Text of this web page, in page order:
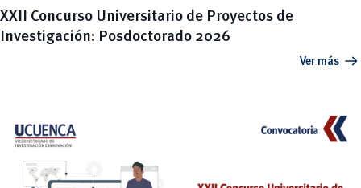
XXII Concurso Universitario de Proyectos de
Investigación: Posdoctorado 2026
Ver más arrow_right_alt